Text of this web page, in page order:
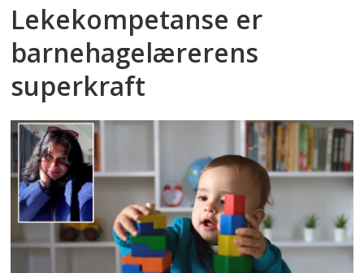
Lekekompetanse er
barnehagelærerens
superkraft